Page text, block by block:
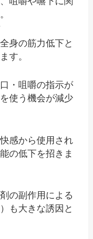
身の筋力低下と
す。
・咀嚼の指示が
使う機会が減少
感から使用され
の低下を招きま
の副作用による
も大きな誘因と